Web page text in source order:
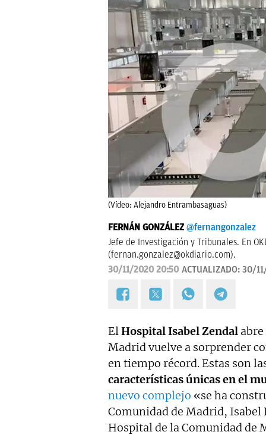
(Vídeo: Alejandro Entrambasaguas)
FERNÁN GONZÁLEZ @fernangonzalez
Jefe de Investigación y Tribunales. En
(fernan.gonzalez@okdiario.com).
30/11/2020 20:50 ACTUALIZADO: 30/
El Hospital Isabel Zendal
Madrid vuelve a sorprender
en tiempo récord. Estas son
características únicas en el
nuevo complejo «se ha
Comunidad de Madrid, Isabel
Hospital de la Comunidad de